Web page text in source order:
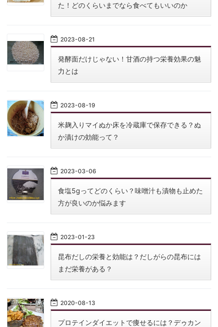
た！どのくらいまでなら食べてもいいのか
2023-08-21
発酵面だけじゃない！甘酒の持つ栄養効果の魅
力とは
2023-08-19
米麹入りマイぬか床を冷蔵庫で保存できる？ぬ
か漬けの効能って？
2023-03-06
食塩5gってどのくらい？味噌汁も漬物も止めた
方が良いのか悩みます
2023-01-23
昆布だしの栄養と効能は？だしがらの昆布には
まだ栄養がある？
2020-08-13
プロテインダイエットで痩せるには？デゥカン